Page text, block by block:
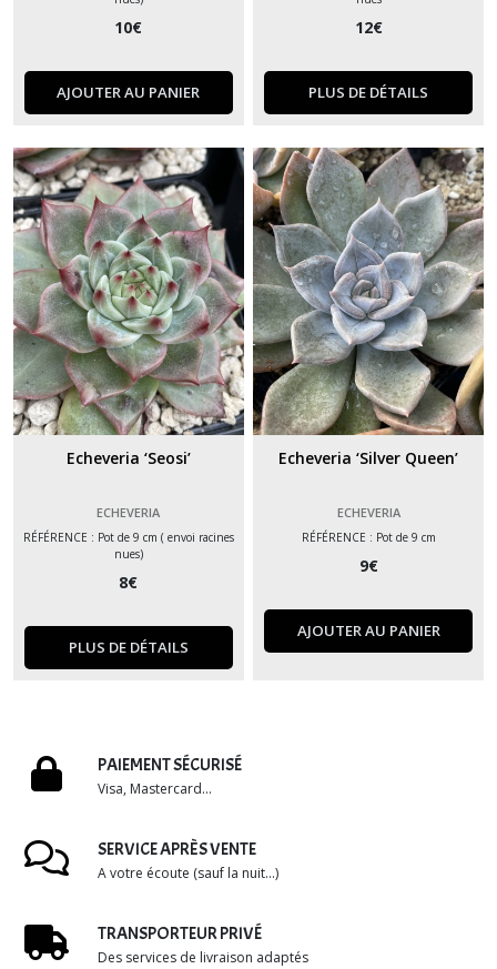
10€
AJOUTER AU PANIER
12€
PLUS DE DÉTAILS
Echeveria ‘Seosi’
ECHEVERIA
RÉFÉRENCE : Pot de 9 cm ( envoi racines
nues)
8€
PLUS DE DÉTAILS
Echeveria ‘Silver Queen’
ECHEVERIA
RÉFÉRENCE : Pot de 9 cm
9€
AJOUTER AU PANIER
PAIEMENT SÉCURISÉ
Visa, Mastercard...
SERVICE APRÈS VENTE
A votre écoute (sauf la nuit...)
TRANSPORTEUR PRIVÉ
Des services de livraison adaptés